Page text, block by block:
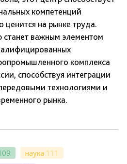
компетенций
ценится на рынке труда.
важным элементом
комплекса
способствуя интеграции
технологиями и
рынка.
наука 111